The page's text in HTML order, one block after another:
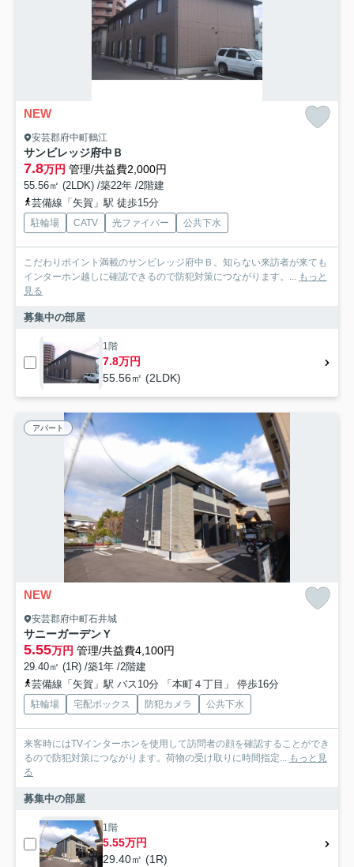
NEW
安芸郡府中町鶴江
サンビレッジ府中Ｂ
7.8万円 管理/共益費2,000円
55.56㎡ (2LDK) /築22年 /2階建
芸備線「矢賀」駅 徒歩15分
駐輪場 CATV 光ファイバー 公共下水
こだわりポイント満載のサンビレッジ府中Ｂ。知らない来訪者が来ても
インターホン越しに確認できるので防犯対策につながります。... もっと
見る
募集中の部屋
1階
7.8万円
55.56㎡ (2LDK)
アパート
NEW
安芸郡府中町石井城
サニーガーデンＹ
5.55万円 管理/共益費4,100円
29.40㎡ (1R) /築1年 /2階建
芸備線「矢賀」駅 バス10分 「本町４丁目」 停歩16分
駐輪場 宅配ボックス 防犯カメラ 公共下水
来客時にはTVインターホンを使用して訪問者の顔を確認することができ
るので防犯対策につながります。荷物の受け取りに時間指定... もっと見
る
募集中の部屋
1階
5.55万円
29.40㎡ (1R)